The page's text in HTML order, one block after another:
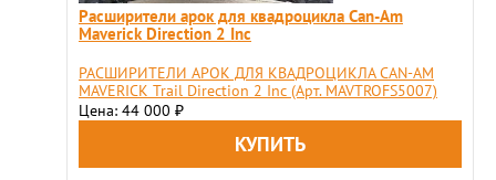
Расширители арок для квадроцикла Can-Am
Maverick Direction 2 Inс
РАСШИРИТЕЛИ АРОК ДЛЯ КВАДРОЦИКЛА CAN-AM
MAVERICK Trail Direction 2 Inс (Арт. MAVTROFS5007)
Цена: 44 000 ₽